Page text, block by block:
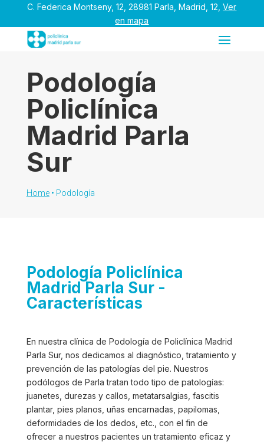
C. Federica Montseny, 12, 28981 Parla, Madrid, 12,Ver
en mapa
Podología
Policlínica
Madrid Parla
Sur
Home• Podología
Podología Policlínica
Madrid Parla Sur -
Características
En nuestra clínica de Podología de Policlínica Madrid
Parla Sur, nos dedicamos al diagnóstico, tratamiento y
prevención de las patologías del pie. Nuestros
podólogos de Parla tratan todo tipo de patologías:
juanetes, durezas y callos, metatarsalgias, fascitis
plantar, pies planos, uñas encarnadas, papilomas,
deformidades de los dedos, etc., con el fin de
ofrecer a nuestros pacientes un tratamiento eficaz y